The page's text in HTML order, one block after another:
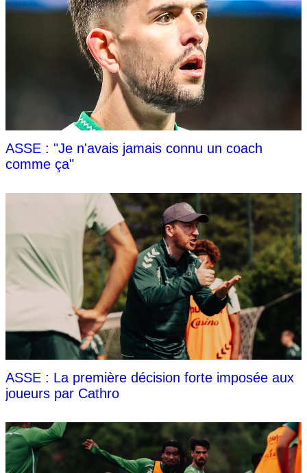
ASSE : "Je n'avais jamais connu un coach
comme ça"
ASSE : La première décision forte imposée aux
joueurs par Cathro